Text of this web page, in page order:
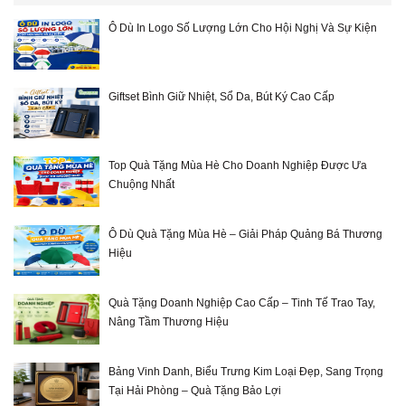
Ô Dù In Logo Số Lượng Lớn Cho Hội Nghị Và Sự Kiện
Giftset Bình Giữ Nhiệt, Sổ Da, Bút Ký Cao Cấp
Top Quà Tặng Mùa Hè Cho Doanh Nghiệp Được Ưa
Chuộng Nhất
Ô Dù Quà Tặng Mùa Hè – Giải Pháp Quảng Bá Thương
Hiệu
Quà Tặng Doanh Nghiệp Cao Cấp – Tinh Tế Trao Tay,
Nâng Tầm Thương Hiệu
Bảng Vinh Danh, Biểu Trưng Kim Loại Đẹp, Sang Trọng
Tại Hải Phòng – Quà Tặng Bảo Lợi